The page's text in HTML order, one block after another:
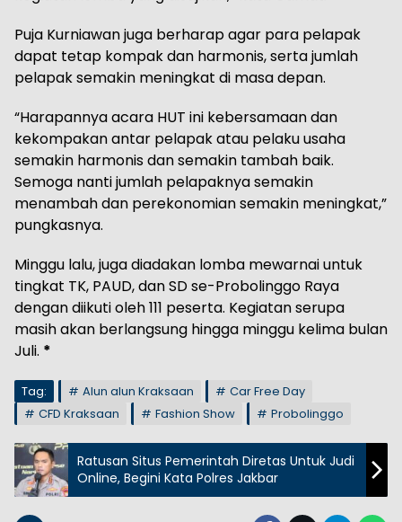
Puja Kurniawan juga berharap agar para pelapak
dapat tetap kompak dan harmonis, serta jumlah
pelapak semakin meningkat di masa depan.
“Harapannya acara HUT ini kebersamaan dan
kekompakan antar pelapak atau pelaku usaha
semakin harmonis dan semakin tambah baik.
Semoga nanti jumlah pelapaknya semakin
menambah dan perekonomian semakin meningkat,”
pungkasnya.
Minggu lalu, juga diadakan lomba mewarnai untuk
tingkat TK, PAUD, dan SD se-Probolinggo Raya
dengan diikuti oleh 111 peserta. Kegiatan serupa
masih akan berlangsung hingga minggu kelima bulan
Juli. *
Tag: Alun alun Kraksaan
Car Free Day
CFD Kraksaan
Fashion Show Probolinggo
Ratusan Situs Pemerintah Diretas Untuk Judi
Online, Begini Kata Polres Jakbar